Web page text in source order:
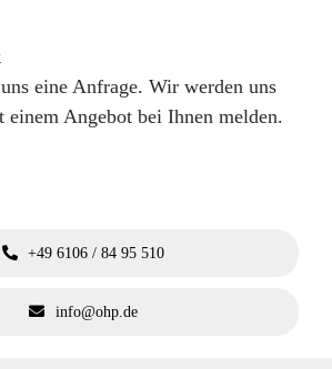
eine Anfrage. Wir werden uns
einem Angebot bei Ihnen melden.
+49 6106 / 84 95 510
info@ohp.de